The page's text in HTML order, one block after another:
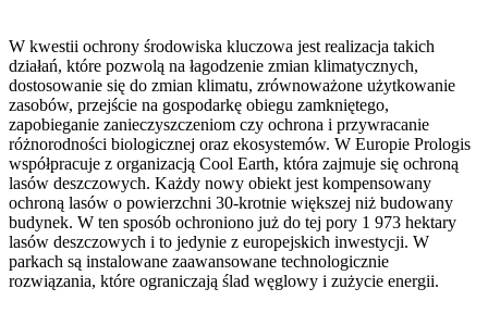
W kwestii ochrony środowiska kluczowa jest realizacja takich
działań, które pozwolą na łagodzenie zmian klimatycznych,
dostosowanie się do zmian klimatu, zrównoważone użytkowanie
zasobów, przejście na gospodarkę obiegu zamkniętego,
zapobieganie zanieczyszczeniom czy ochrona i przywracanie
różnorodności biologicznej oraz ekosystemów. W Europie Prologis
współpracuje z organizacją Cool Earth, która zajmuje się ochroną
lasów deszczowych. Każdy nowy obiekt jest kompensowany
ochroną lasów o powierzchni 30-krotnie większej niż budowany
budynek. W ten sposób ochroniono już do tej pory 1 973 hektary
lasów deszczowych i to jedynie z europejskich inwestycji. W
parkach są instalowane zaawansowane technologicznie
rozwiązania, które ograniczają ślad węglowy i zużycie energii.